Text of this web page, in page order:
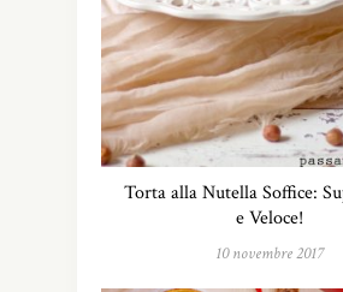
Torta alla Nutella Soffice:
e Veloce!
10 novembre 2017